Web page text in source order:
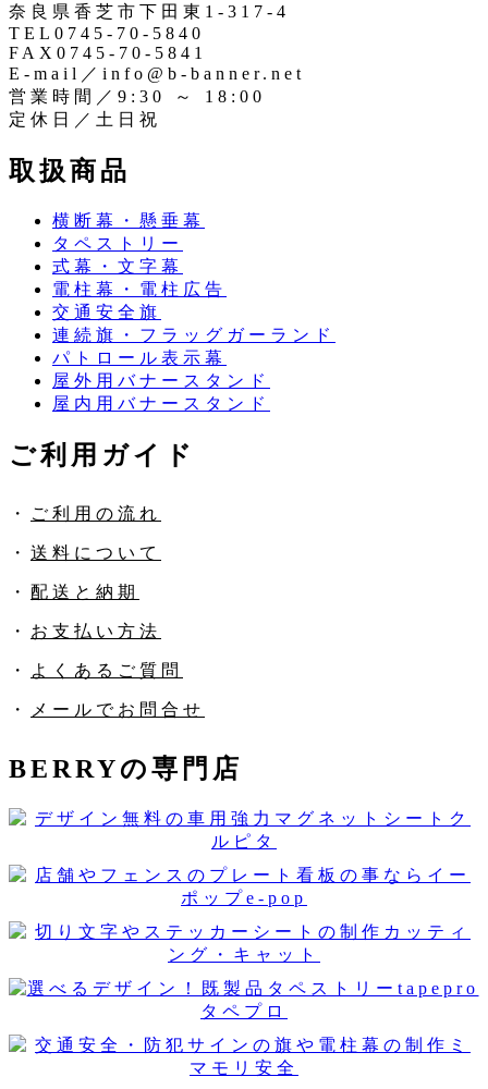
奈良県香芝市下田東1-317-4
TEL0745-70-5840
FAX0745-70-5841
E-mail／info@b-banner.net
営業時間／9:30 ～ 18:00
定休日／土日祝
取扱商品
横断幕・懸垂幕
タペストリー
式幕・文字幕
電柱幕・電柱広告
交通安全旗
連続旗・フラッグガーランド
パトロール表示幕
屋外用バナースタンド
屋内用バナースタンド
ご利用ガイド
・ ご利用の流れ
・ 送料について
・ 配送と納期
・ お支払い方法
・ よくあるご質問
・ メールでお問合せ
BERRYの専門店